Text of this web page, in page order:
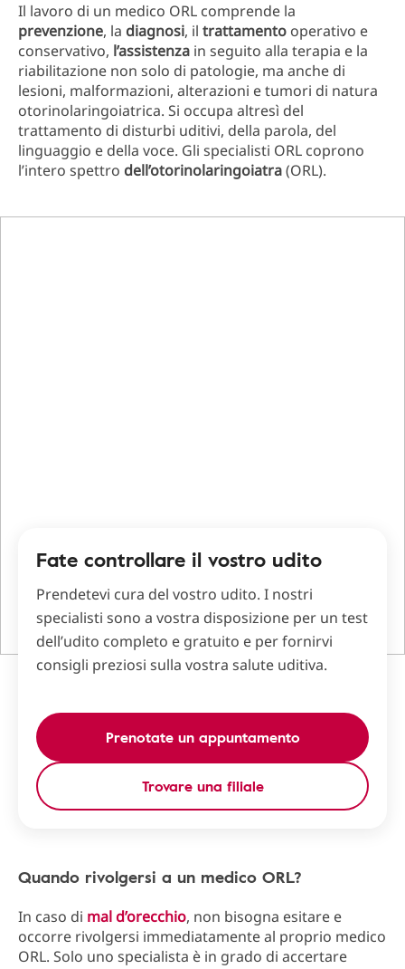
Il lavoro di un medico ORL comprende la
prevenzione, la diagnosi, il trattamento operativo e
conservativo, l’assistenza in seguito alla terapia e la
riabilitazione non solo di patologie, ma anche di
lesioni, malformazioni, alterazioni e tumori di natura
otorinolaringoiatrica. Si occupa altresì del
trattamento di disturbi uditivi, della parola, del
linguaggio e della voce. Gli specialisti ORL coprono
l’intero spettro dell’otorinolaringoiatra(ORL).
Fate controllare il vostro udito
Prendetevi cura del vostro udito. I nostri
specialisti sono a vostra disposizione per un test
dell’udito completo e gratuito e per fornirvi
consigli preziosi sulla vostra salute uditiva.
Prenotate un appuntamento
Trovare una filiale
Quando rivolgersi a un medico ORL?
In caso di mal d’orecchio, non bisogna esitare e
occorre rivolgersi immediatamente al proprio medico
ORL. Solo uno specialista è in grado di accertare